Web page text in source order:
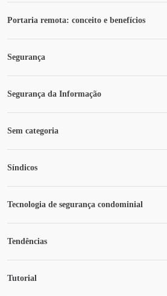
Portaria remota: conceito e benefícios
Segurança
Segurança da Informação
Sem categoria
Síndicos
Tecnologia de segurança condominial
Tendências
Tutorial